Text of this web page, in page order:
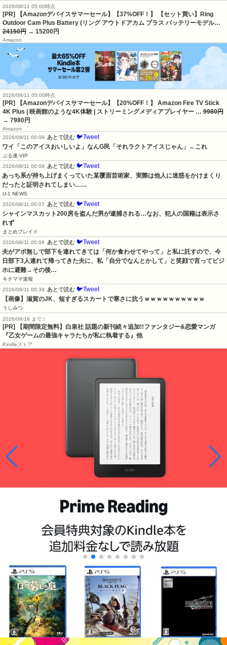
2026/08/11 05:00時点
[PR] 【Amazonデバイスサマーセール】【37%OFF！】 【セット買い】Ring
Outdoor Cam Plus Battery (リング アウトドアカム プラス バッテリーモデル…
24150円 → 15200円
Amazon
2026/08/11 05:00時点
[PR] 【Amazonデバイスサマーセール】【20%OFF！】 Amazon Fire TV Stick
4K Plus | 映画館のような4K体験 | ストリーミングメディアプレイヤー … 9980円
→ 7980円
Amazon
2026/08/11 00:09
あとで読む 🐦Tweet
ワイ「このアイスおいしいよ」なんG民「それラクトアイスじゃん」←これ
ぶる速-VIP
2026/08/11 00:09
あとで読む 🐦Tweet
あっち系が持ち上げまくっていた某覆面芸術家、実際は他人に迷惑をかけまくり
だったと証明されてしまい……
U-1 NEWS
2026/08/11 00:07
あとで読む 🐦Tweet
シャインマスカット200房を盗んだ男が逮捕される…なお、犯人の国籍は表示さ
れず
まとめブレイド
2026/08/11 00:06
あとで読む 🐦Tweet
夫がアポ無しで部下を連れてきては「何か食わせてやって」と私に託すので、今
日部下3人連れて帰ってきた夫に、私「自分でなんとかして」と笑顔で言ってビジ
ホに避難→その後…
キチママ速報
2026/08/11 00:39
あとで読む 🐦Tweet
【画像】滋賀のJK、短すぎるスカートで寒さに抗うｗｗｗｗｗｗｗｗｗｗ
うしみつ
2026/08/18 まで！
[PR] 【期間限定無料】白泉社 話題の新刊続々追加!!ファンタジー&恋愛マンガ
『乙女ゲームの最強キャラたちが私に執着する』他
Kindleストア